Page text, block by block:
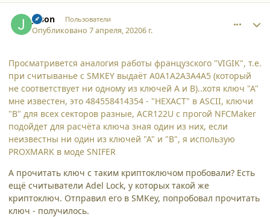
Jason Пользователи
Опубликовано7 апреля, 20206 г.
Просматривется аналогия работы французского "VIGIK", т.е.
при считыванье с SMKEY выдаёт А0А1А2А3А4А5 (который
не соответствует ни одному из ключей А и B)..хотя ключ "А"
мне известен, это 484558414354 - "HEXACT" в АSCII, ключи
"B" для всех секторов разные, АCR122U с прогой NFCMaker
подойдет для расчёта ключа зная один из них, если
неизвестны ни один из ключей "А" и "B", я использую
PROXMARK в моде SNIFER
А прочитать ключ с таким криптоключом пробовали? Есть
ещё считыватели Adel Lock, у которых такой же
криптоключ. Отправил его в SMKey, попробовал прочитать
ключ - получилось.